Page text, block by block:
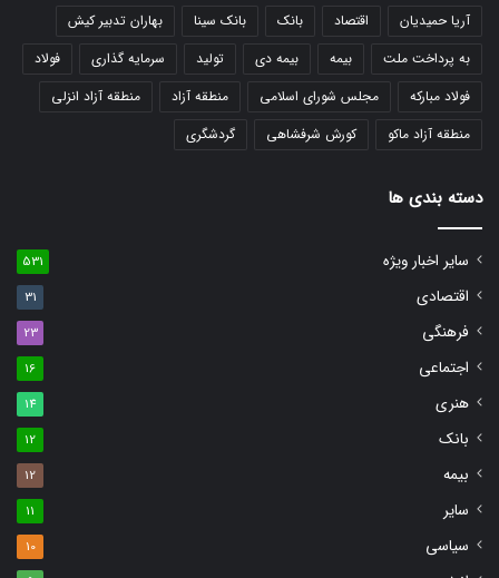
آریا حمیدیان اقتصاد بانک بانک سینا
بهاران تدبیر کیش
به پرداخت ملت
بیمه بیمه دی تولید سرمایه گذاری
فولاد
فولاد مبارکه
مجلس شورای اسلامی منطقه آزاد
منطقه آزاد انزلی
منطقه آزاد ماکو
کورش شرفشاهی گردشگری
دسته بندی ها
سایر اخبار ویژه 531
اقتصادی 31
فرهنگی 23
اجتماعی 16
هنری 14
بانک 12
بیمه 12
سایر 11
سیاسی 10